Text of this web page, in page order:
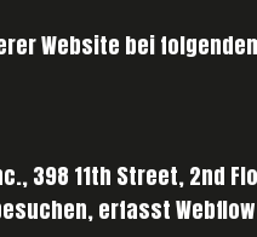
Website bei
398 11th Street, 2nd
erfasst